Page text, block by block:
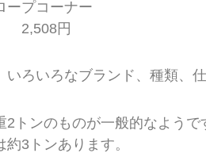
ープコーナー
円
ろいろなブランド、種類、
トンのものが一般的なようで
3トンあります。